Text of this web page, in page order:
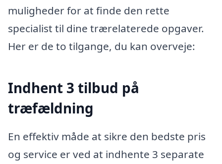
muligheder for at finde den rette
specialist til dine trærelaterede opgaver.
Her er de to tilgange, du kan overveje:
Indhent 3 tilbud på
træfældning
En effektiv måde at sikre den bedste pris
og service er ved at indhente 3 separate